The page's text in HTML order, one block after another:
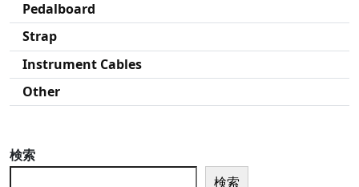
Pedalboard
Strap
Instrument Cables
Other
検索
検索